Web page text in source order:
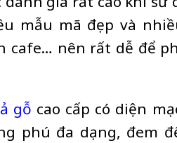
mẫu mã đẹp và
cafe… nên rất dễ để
gỗ cao cấp có diện
phú đa dạng, đem